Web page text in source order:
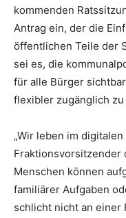
kommenden
Antrag ein, der die
öffentlichen Teile der
sei es, die
für alle Bürger
flexibler zugänglich zu
„Wir leben im
Fraktionsvorsitzender
Menschen können
familiärer Aufgaben
schlicht nicht an einer